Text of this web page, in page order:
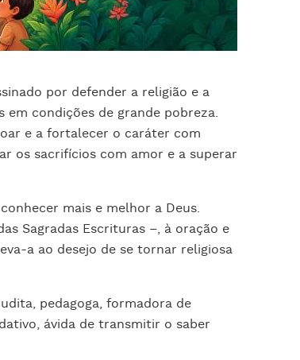
por defender a religião e a
condições de grande pobreza.
e a fortalecer o caráter com
os sacrifícios com amor e a superar
mais e melhor a Deus.
Sagradas Escrituras –, à oração e
a ao desejo de se tornar religiosa
pedagoga, formadora de
ávida de transmitir o saber